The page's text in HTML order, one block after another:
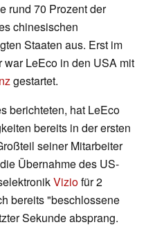
rund 70 Prozent der
chinesischen
Staaten aus. Erst im
LeEco in den USA mit
gestartet.
berichteten, hat LeEco
bereits in der ersten
seiner Mitarbeiter
Übernahme des US-
Viziofür 2
bereits "beschlossene
Sekunde absprang.